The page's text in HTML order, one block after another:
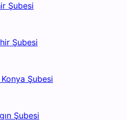
Şubesi
Şubesi
Şubesi
Şubesi